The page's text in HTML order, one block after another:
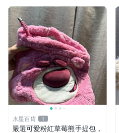
水星百貨 1
嚴選可愛粉紅草莓熊手提包，